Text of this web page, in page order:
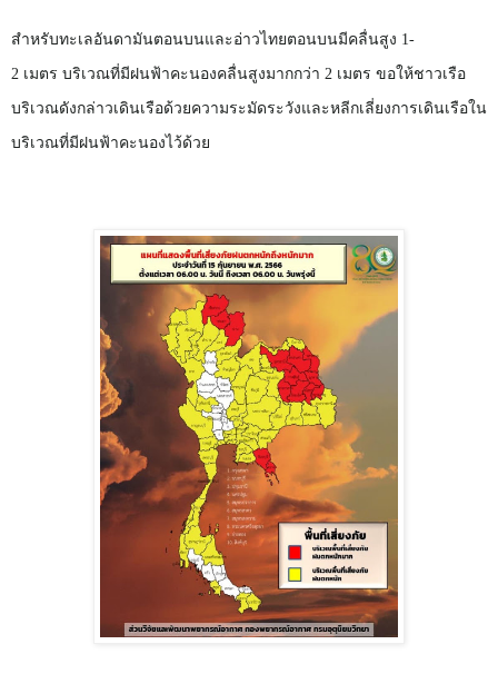
สำหรับทะเลอันดามันตอนบนและอ่าวไทยตอนบนมีคลื่นสูง 1-
2 เมตร บริเวณที่มีฝนฟ้าคะนองคลื่นสูงมากกว่า 2 เมตร ขอให้ชาวเรือ
บริเวณดังกล่าวเดินเรือด้วยความระมัดระวังและหลีกเลี่ยงการเดินเรือใน
บริเวณที่มีฝนฟ้าคะนองไว้ด้วย